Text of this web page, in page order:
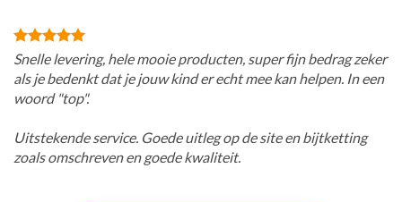
Snelle levering, hele mooie producten, super fijn bedrag zeker
als je bedenkt dat je jouw kind er echt mee kan helpen. In een
woord "top".
Uitstekende service. Goede uitleg op de site en bijtketting
zoals omschreven en goede kwaliteit.